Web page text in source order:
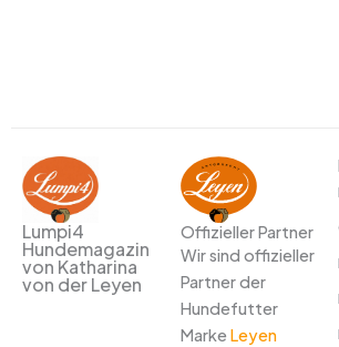
Lumpi4
Hundemagazin
von Katharina
von der Leyen
Offizieller Partner
Wir sind offizieller
Partner der
Hundefutter
Marke Leyen